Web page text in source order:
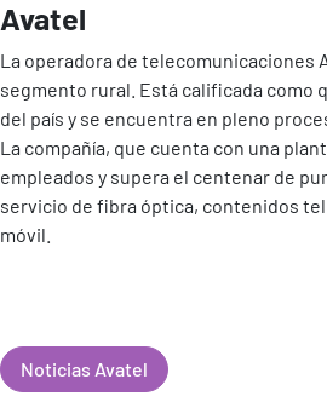
Avatel
La operadora de telecomunicaciones
segmento rural. Está calificada como
del país y se encuentra en pleno
La compañía, que cuenta con una
empleados y supera el centenar de
servicio de fibra óptica, contenidos
móvil.
Noticias Avatel